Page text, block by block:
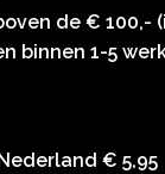
de € 100,-
binnen 1-5
€ 5,95